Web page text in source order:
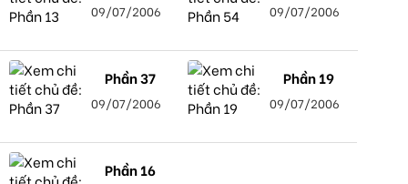
09/07/2006 09/07/2006
Phần 37
09/07/2006
Phần 19
09/07/2006
Phần 16